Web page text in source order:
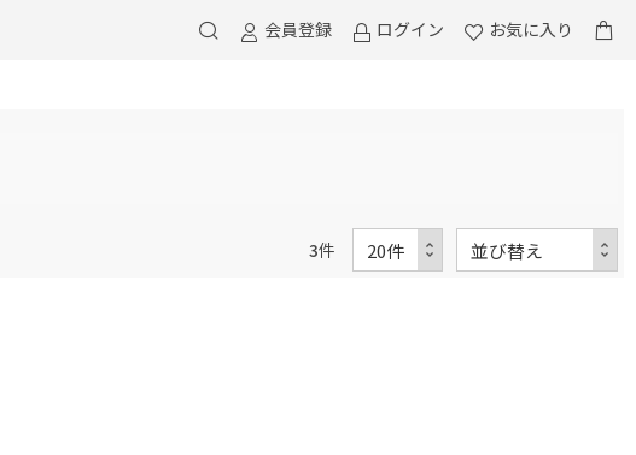
会員登録 ログイン お気に入り
3件